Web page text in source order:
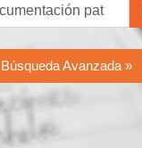
Búsqueda Avanzada »